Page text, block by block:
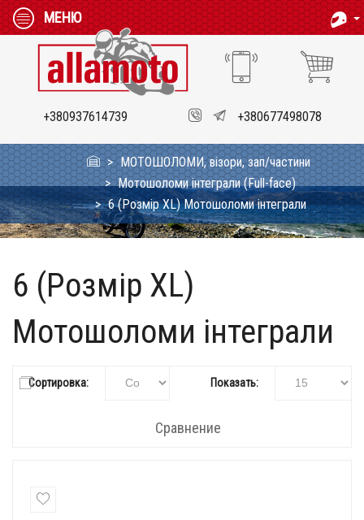
МЕНЮ
+380937614739 +380677498078
МОТОШОЛОМИ, візори, зап/частини
Мотошоломи інтеграли (Full-face)
6 (Розмір XL) Мотошоломи інтеграли
6 (Розмір XL)
Мотошоломи інтеграли
Сортировка: Показать:
Сравнение